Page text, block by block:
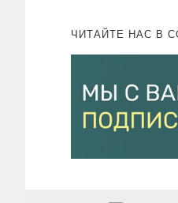
ЧИТАЙТЕ НАС В